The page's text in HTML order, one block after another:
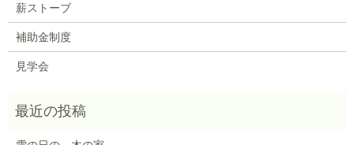
薪ストーブ
補助金制度
見学会